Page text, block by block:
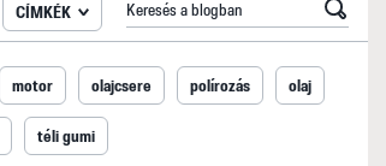
CÍMKÉK
motor olajcsere polírozás olaj
téli gumi